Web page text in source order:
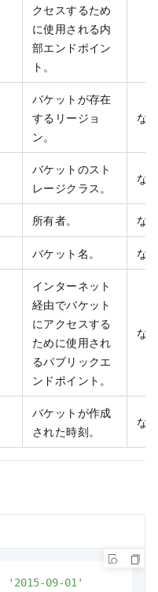
クセスするため
に使用される内
部エンドポイン
ト。
バケットが存在
するリージョ
ン。
な
バケットのスト
レージクラス。
な
所有者。 な
バケット名。 な
インターネット
経由でバケット
にアクセスする
ために使用され
るパブリックエ
ンドポイント。
な
バケットが作成
された時刻。
な
'2015-09-01'